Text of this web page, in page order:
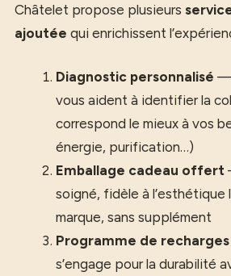
Châtelet propose plusieurs
ajoutée qui enrichissent
Diagnostic personnalisé —
vous aident à identifier la
correspond le mieux à vos
énergie, purification…)
Emballage cadeau offert
soigné, fidèle à l’esthétique
marque, sans supplément
Programme de
s’engage pour la durabilité